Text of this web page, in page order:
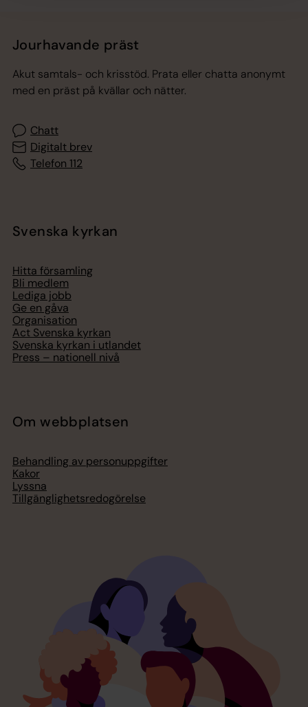
Jourhavande präst
Akut samtals- och krisstöd. Prata eller chatta anonymt
med en präst på kvällar och nätter.
Chatt
Digitalt brev
Telefon 112
Svenska kyrkan
Hitta församling
Bli medlem
Lediga jobb
Ge en gåva
Organisation
Act Svenska kyrkan
Svenska kyrkan i utlandet
Press – nationell nivå
Om webbplatsen
Behandling av personuppgifter
Kakor
Lyssna
Tillgänglighetsredogörelse